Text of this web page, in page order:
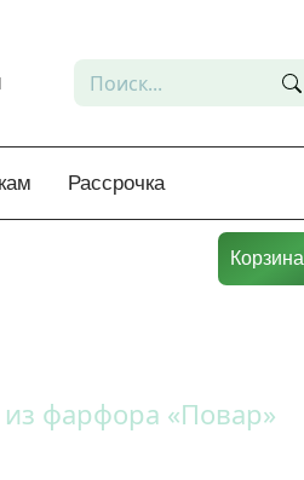
Рассрочка
Корзина
фарфора «Повар»